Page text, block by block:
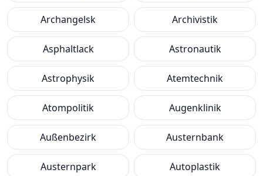
Archangelsk Archivistik
Asphaltlack Astronautik
Astrophysik Atemtechnik
Atompolitik Augenklinik
Außenbezirk Austernbank
Austernpark Autoplastik